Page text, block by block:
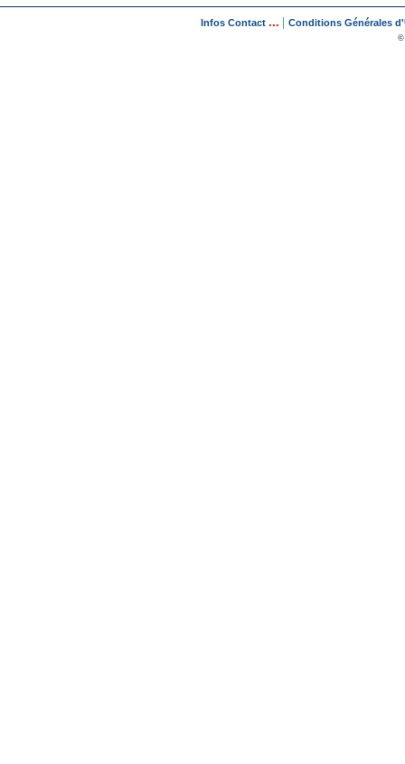
Infos Contact ... Conditions Générales
©